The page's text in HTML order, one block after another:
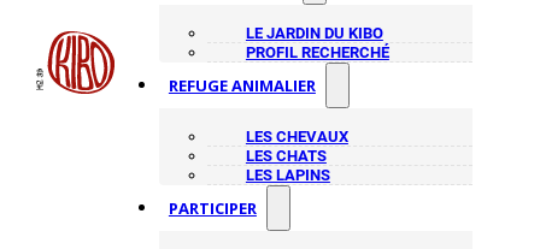
LE JARDIN DU KIBO
PROFIL RECHERCHÉ
REFUGE ANIMALIER
LES CHEVAUX
LES CHATS
LES LAPINS
PARTICIPER